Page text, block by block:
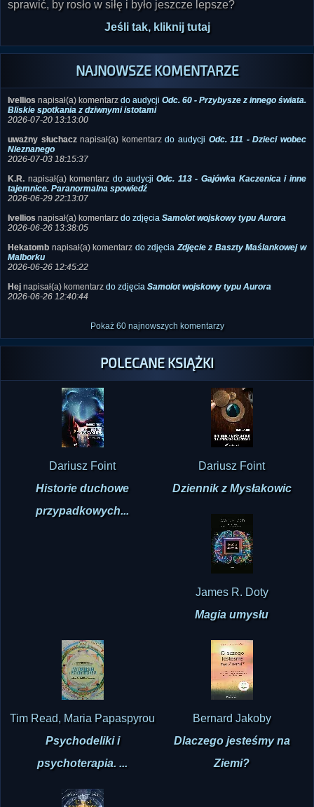
NAJNOWSZE KOMENTARZE
napisał(a) komentarzdo audycjiOdc. 60 - Przybysze z innego świata.
uważny słuchacz napisał(a) komentarz
Nieznanego
K.R.napisał(a) komentarz
tajemnice. Paranormalna spowiedź
Ivelliosnapisał(a) komentarzdo zdjęcia
2026-06-26 13:38:05
Hekatombnapisał(a) komentarzdo zdjęciaZdjęcie z Baszty Maślankowej w
Malborku
Hejnapisał(a) komentarz
2026-06-26 12:40:44
POLECANE KSIĄŻKI
Dariusz Foint
Historie duchowe
przypadkowych...
Dariusz Foint
Dziennik z Mysłakowic
James R. Doty
Magia umysłu
Tim Read, Maria Papaspyrou
Psychodeliki i
psychoterapia. ...
Bernard Jakoby
Dlaczego jesteśmy na
Ziemi?